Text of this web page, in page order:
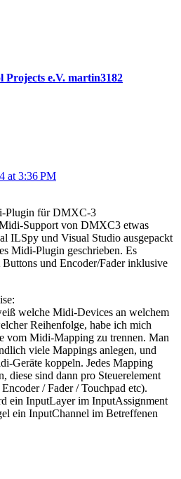
martin3182
at 3:36 PM
Plugin für DMXC-3
Support von DMXC3 etwas
ILSpy und Visual Studio ausgepackt
Midi-Plugin geschrieben. Es
und Encoder/Fader inklusive
welche Midi-Devices an welchem
Reihenfolge, habe ich mich
vom Midi-Mapping zu trennen. Man
viele Mappings anlegen, und
Geräte koppeln. Jedes Mapping
diese sind dann pro Steuerelement
/ Fader / Touchpad etc).
ein InputLayer im InputAssignment
ein InputChannel im Betreffenen